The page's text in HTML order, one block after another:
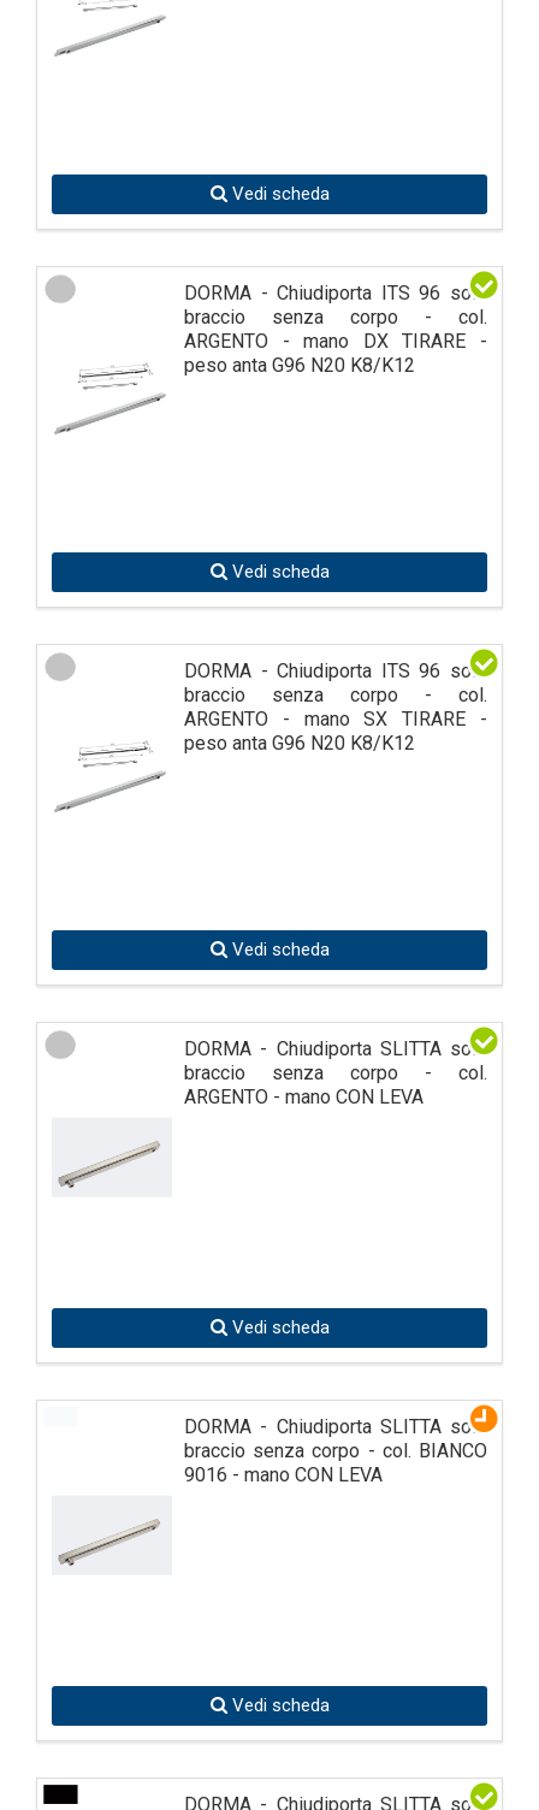
Vedi scheda
DORMA - Chiudiporta ITS 96 solo
braccio senza corpo - col.
ARGENTO - mano DX TIRARE -
peso anta G96 N20 K8/K12
Vedi scheda
DORMA - Chiudiporta ITS 96 solo
braccio senza corpo - col.
ARGENTO - mano SX TIRARE -
peso anta G96 N20 K8/K12
Vedi scheda
DORMA - Chiudiporta SLITTA solo
braccio senza corpo - col.
ARGENTO - mano CON LEVA
Vedi scheda
DORMA - Chiudiporta SLITTA solo
braccio senza corpo - col. BIANCO
9016 - mano CON LEVA
Vedi scheda
DORMA - Chiudiporta SLITTA solo